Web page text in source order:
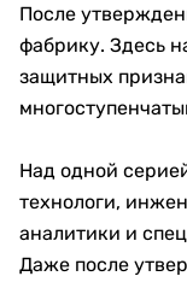
После
фабрику. Здесь
защитных
Над одной
технологи,
аналитики и
Даже после